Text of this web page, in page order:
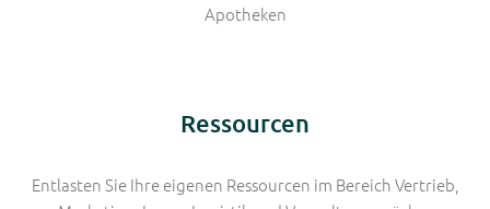
Apotheken
Ressourcen
Entlasten Sie Ihre eigenen Ressourcen im Bereich Vertrieb,